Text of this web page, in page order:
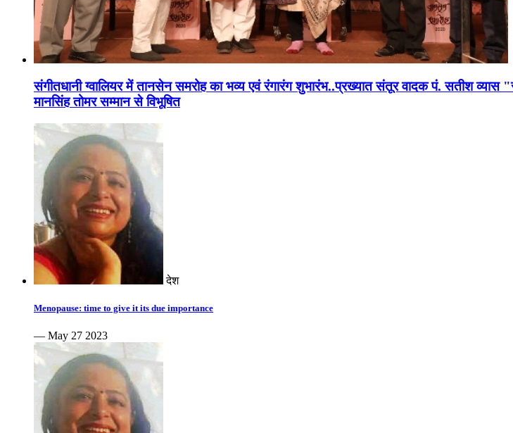
संगीतधानी ग्वालियर में तानसेन समरोह का भव्य एवं रंगारंग शुभारंभ..प्रख्यात संतूर वादक पं. सतीश
मानसिंह तोमर सम्मान से विभूषित
देश
Menopause: time to give it its due importance
— May 27 2023